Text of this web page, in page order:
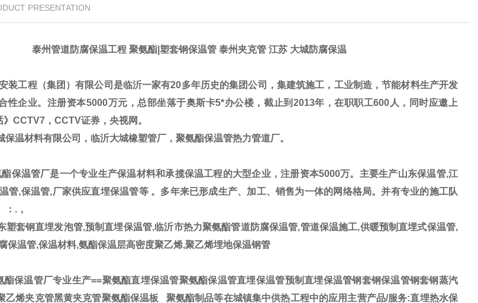
PRESENTATION
泰州管道防腐保温工程 聚氨酯|塑套钢保温管 泰州夹克管 江苏 大城防腐保温
装工程（集团）有限公司是临沂一家有20多年历史的集团公司，集建筑施工，工业制造，节能材料生产开发
性企业。注册资本5000万元，总部坐落于奥斯卡5*办公楼，截止到2013年，在职职工600人，同时应邀上
CCTV7，CCTV证券，央视网。
温材料有限公司，临沂大城橡塑管厂，聚氨酯保温管热力管道厂。
保温管厂是一个专业生产保温材料和承揽保温工程的大型企业，注册资本5000万。主要生产山东保温管,江
管,保温管,厂家供应直埋保温管等 。多年来已形成生产、加工、销售为一体的网络格局。并有专业的施工队
：.，
塑套钢直埋发泡管,预制直埋保温管,临沂市热力聚氨酯管道防腐保温管,管道保温施工,供暖预制直埋式保温管,
保温管,保温材料,氨酯保温层高密度聚乙烯,聚乙烯埋地保温钢管
保温管厂专业生产==聚氨酯直埋保温管聚氨酯保温管直埋保温管预制直埋保温管钢套钢保温管钢套钢蒸汽
乙烯夹克管黑黄夹克管聚氨酯保温板 聚氨酯制品等在城镇集中供热工程中的应用主营产品/服务:直埋热水保